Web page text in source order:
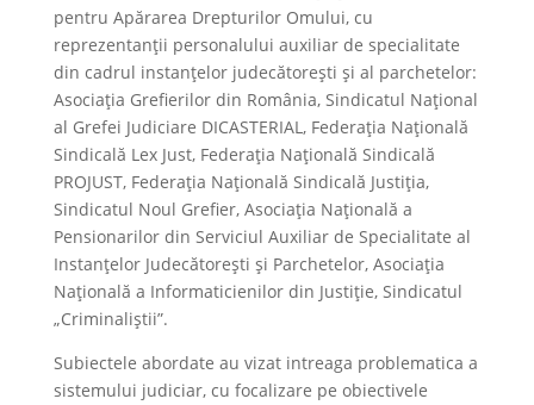
pentru Apărarea Drepturilor Omului, cu
reprezentanţii personalului auxiliar de specialitate
din cadrul instanțelor judecătorești și al parchetelor:
Asociaţia Grefierilor din România, Sindicatul Naţional
al Grefei Judiciare DICASTERIAL, Federaţia Naţională
Sindicală Lex Just, Federaţia Naţională Sindicală
PROJUST, Federaţia Naţională Sindicală Justiţia,
Sindicatul Noul Grefier, Asociaţia Naţională a
Pensionarilor din Serviciul Auxiliar de Specialitate al
Instanţelor Judecătoreşti şi Parchetelor, Asociaţia
Naţională a Informaticienilor din Justiţie, Sindicatul
„Criminaliştii”.
Subiectele abordate au vizat intreaga problematica a
sistemului judiciar, cu focalizare pe obiectivele